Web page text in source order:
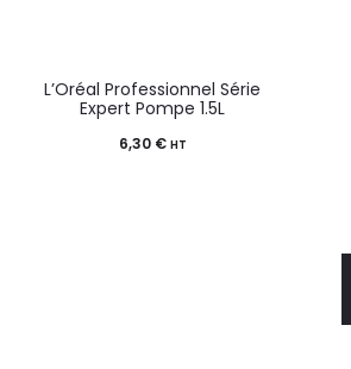
L’Oréal Professionnel Série
Expert Pompe 1.5L
6,30 € HT